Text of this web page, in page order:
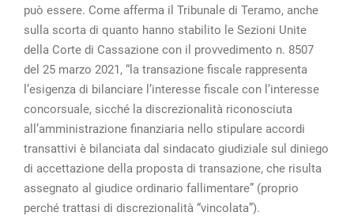
può essere. Come afferma il Tribunale di Teramo, anche
sulla scorta di quanto hanno stabilito le Sezioni Unite
della Corte di Cassazione con il provvedimento n. 8507
del 25 marzo 2021, “la transazione fiscale rappresenta
l’esigenza di bilanciare l’interesse fiscale con l’interesse
concorsuale, sicché la discrezionalità riconosciuta
all’amministrazione finanziaria nello stipulare accordi
transattivi è bilanciata dal sindacato giudiziale sul diniego
di accettazione della proposta di transazione, che risulta
assegnato al giudice ordinario fallimentare” (proprio
perché trattasi di discrezionalità “vincolata”).